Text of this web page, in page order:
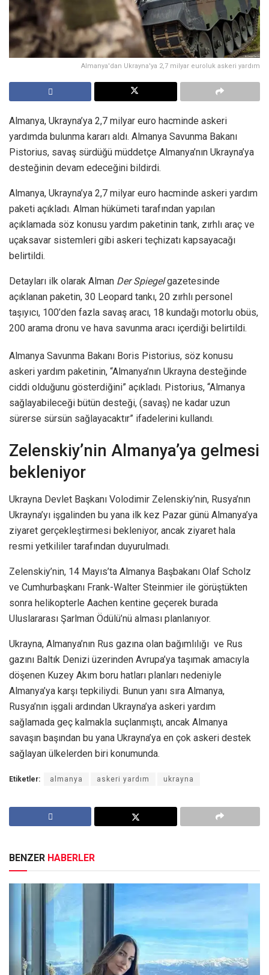
Almanya'dan Ukrayna'ya 2,7 milyar euroluk askeri yardım
Almanya, Ukrayna’ya 2,7 milyar euro hacminde askeri
yardımda bulunma kararı aldı. Almanya Savunma Bakanı
Pistorius, savaş sürdüğü müddetçe Almanya’nın Ukrayna’ya
desteğinin devam edeceğini bildirdi.
Almanya, Ukrayna’ya 2,7 milyar euro hacminde askeri yardım
paketi açıkladı. Alman hükümeti tarafından yapılan
açıklamada söz konusu yardım paketinin tank, zırhlı araç ve
uçaksavar sistemleri gibi askeri teçhizatı kapsayacağı
belirtildi.
Detayları ilk olarak Alman Der Spiegelgazetesinde
açıklanan paketin, 30 Leopard tankı, 20 zırhlı personel
taşıyıcı, 100’den fazla savaş aracı, 18 kundağı motorlu obüs,
200 arama dronu ve hava savunma aracı içerdiği belirtildi.
Almanya Savunma Bakanı Boris Pistorius, söz konusu
askeri yardım paketinin, “Almanya’nın Ukrayna desteğinde
ciddi olduğunu gösterdiğini” açıkladı. Pistorius, “Almanya
sağlayabileceği bütün desteği, (savaş) ne kadar uzun
sürerse sürsün sağlayacaktır” ifadelerini kullandı.
Zelenskiy’nin Almanya’ya gelmesi
bekleniyor
Ukrayna Devlet Başkanı Volodimir Zelenskiy’nin, Rusya’nın
Ukrayna’yı işgalinden bu yana ilk kez Pazar günü Almanya’ya
ziyaret gerçekleştirmesi bekleniyor, ancak ziyaret hala
resmi yetkililer tarafından duyurulmadı.
Zelenskiy’nin, 14 Mayıs’ta Almanya Başbakanı Olaf Scholz
ve Cumhurbaşkanı Frank-Walter Steinmier ile görüştükten
sonra helikopterle Aachen kentine geçerek burada
Uluslararası Şarlman Ödülü’nü alması planlanıyor.
Ukrayna, Almanya’nın Rus gazına olan bağımlılığı ve Rus
gazını Baltık Denizi üzerinden Avrupa’ya taşımak amacıyla
döşenen Kuzey Akım boru hatları planları nedeniyle
Almanya’ya karşı tepkiliydi. Bunun yanı sıra Almanya,
Rusya’nın işgali ardından Ukrayna’ya askeri yardım
sağlamada geç kalmakla suçlanmıştı, ancak Almanya
savaşın başından bu yana Ukrayna’ya en çok askeri destek
sağlayan ülkelerden biri konumunda.
Etiketler: almanya askeri yardım ukrayna
BENZER HABERLER